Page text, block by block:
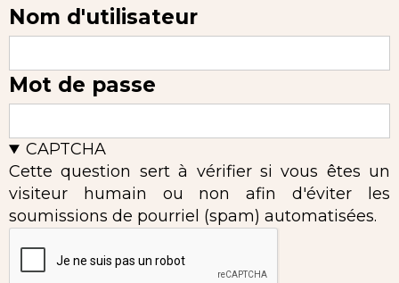
Nom d'utilisateur
Mot de passe
CAPTCHA
Cette question sert à vérifier si vous êtes un
visiteur humain ou non afin d'éviter les
soumissions de pourriel (spam) automatisées.